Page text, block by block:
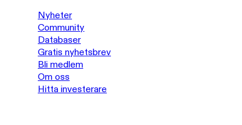
Nyheter
Community
Databaser
Gratis nyhetsbrev
Bli medlem
Om oss
Hitta investerare